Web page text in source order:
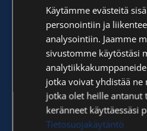
Käytämme evästeitä
personointiin ja
analysointiin. Jaamme
sivustomme käytöstäsi
jotka voivat yhdistää
jotka olet heille antanut
keränneet käyttäessäsi
Tietosuojakäytäntö